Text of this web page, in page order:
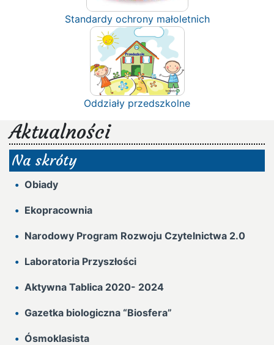
Standardy ochrony małoletnich
Oddziały przedszkolne
Aktualności
Na skróty
Obiady
Ekopracownia
Narodowy Program Rozwoju Czytelnictwa 2.0
Laboratoria Przyszłości
Aktywna Tablica 2020- 2024
Gazetka biologiczna “Biosfera”
Ósmoklasista